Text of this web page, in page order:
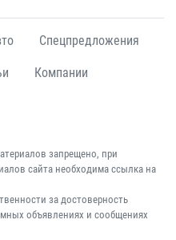
Спецпредложения
Компании
запрещено, при
сайта необходима ссылка на
за достоверность
объявлениях и сообщениях